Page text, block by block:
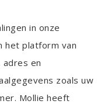
in onze
het platform van
adres en
zoals uw
Mollie heeft